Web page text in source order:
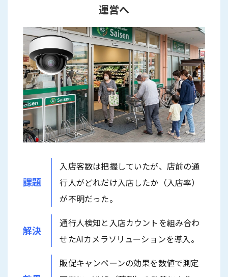
運営へ
課題
入店客数は把握していたが、店前の通
行人がどれだけ入店したか（入店率）
が不明だった。
解決
通行人検知と入店カウントを組み合わ
せたAIカメラソリューションを導入。
販促キャンペーンの効果を数値で測定